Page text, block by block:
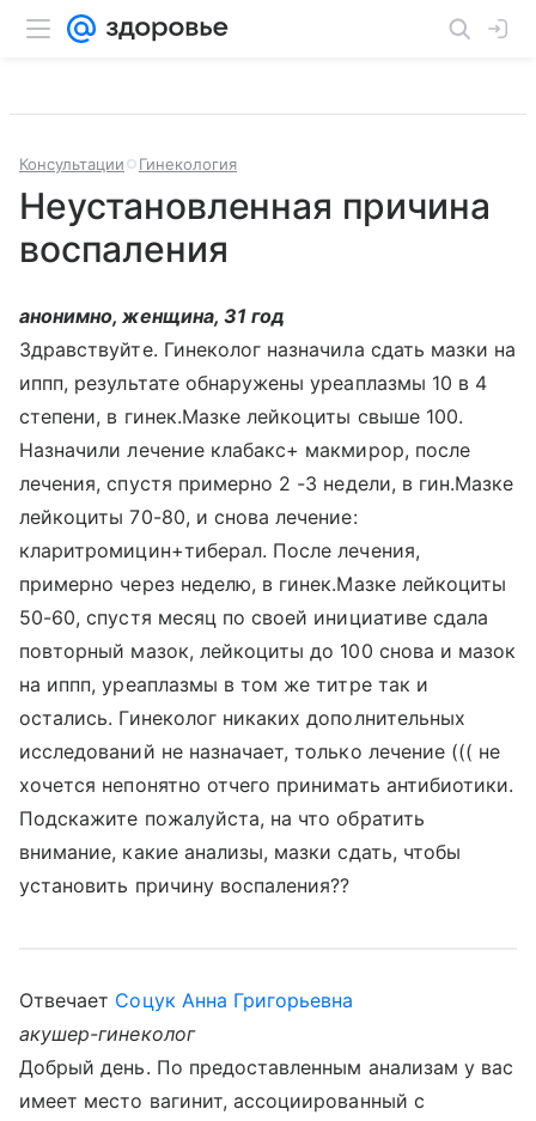
Консультации Гинекология
Неустановленная причина
воспаления
анонимно, женщина, 31 год
Здравствуйте. Гинеколог назначила сдать мазки на
иппп, результате обнаружены уреаплазмы 10 в 4
степени, в гинек.Мазке лейкоциты свыше 100.
Назначили лечение клабакс+ макмирор, после
лечения, спустя примерно 2 -3 недели, в гин.Мазке
лейкоциты 70-80, и снова лечение:
кларитромицин+тиберал. После лечения,
примерно через неделю, в гинек.Мазке лейкоциты
50-60, спустя месяц по своей инициативе сдала
повторный мазок, лейкоциты до 100 снова и мазок
на иппп, уреаплазмы в том же титре так и
остались. Гинеколог никаких дополнительных
исследований не назначает, только лечение ((( не
хочется непонятно отчего принимать антибиотики.
Подскажите пожалуйста, на что обратить
внимание, какие анализы, мазки сдать, чтобы
установить причину воспаления??
Отвечает Соцук Анна Григорьевна
акушер-гинеколог
Добрый день. По предоставленным анализам у вас
имеет место вагинит, ассоциированный с